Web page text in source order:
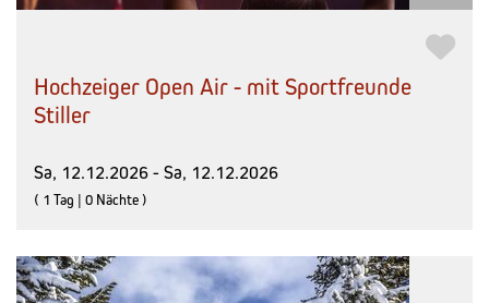
Hochzeiger Open Air - mit Sportfreunde
Stiller
Sa, 12.12.2026 - Sa, 12.12.2026
( 1 Tag | 0 Nächte )